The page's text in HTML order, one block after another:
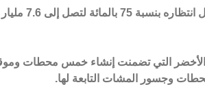
من المتوقع أن ترتفع تكلفة إنشاء مترو دبي الذي
الأخضر التي تضمنت إنشاء خمس محطات
وجسور المشات التابعة لها.